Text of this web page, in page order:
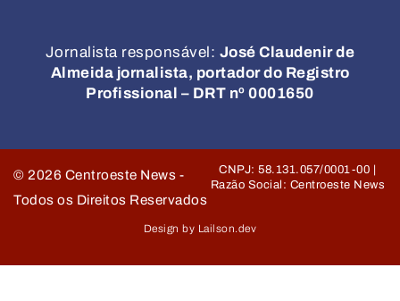
Jornalista responsável: José Claudenir de
Almeida jornalista, portador do Registro
Profissional – DRT nº 0001650
© 2026 Centroeste News -
Todos os Direitos Reservados
CNPJ: 58.131.057/0001-00 |
Razão Social: Centroeste News
Design by Lailson.dev